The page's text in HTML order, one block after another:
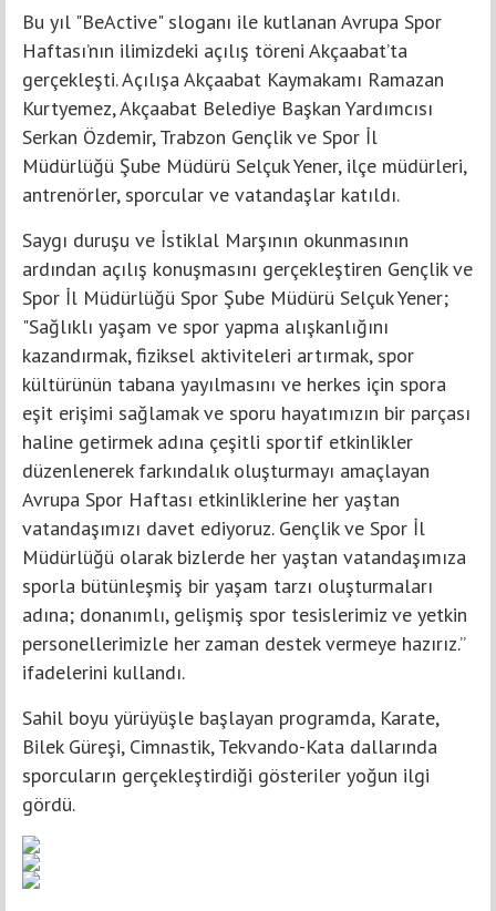
Bu yıl "BeActive" sloganı ile kutlanan Avrupa Spor
Haftası’nın ilimizdeki açılış töreni Akçaabat’ta
gerçekleşti. Açılışa Akçaabat Kaymakamı Ramazan
Kurtyemez, Akçaabat Belediye Başkan Yardımcısı
Serkan Özdemir, Trabzon Gençlik ve Spor İl
Müdürlüğü Şube Müdürü Selçuk Yener, ilçe müdürleri,
antrenörler, sporcular ve vatandaşlar katıldı.
Saygı duruşu ve İstiklal Marşının okunmasının
ardından açılış konuşmasını gerçekleştiren Gençlik ve
Spor İl Müdürlüğü Spor Şube Müdürü Selçuk Yener;
"Sağlıklı yaşam ve spor yapma alışkanlığını
kazandırmak, fiziksel aktiviteleri artırmak, spor
kültürünün tabana yayılmasını ve herkes için spora
eşit erişimi sağlamak ve sporu hayatımızın bir parçası
haline getirmek adına çeşitli sportif etkinlikler
düzenlenerek farkındalık oluşturmayı amaçlayan
Avrupa Spor Haftası etkinliklerine her yaştan
vatandaşımızı davet ediyoruz. Gençlik ve Spor İl
Müdürlüğü olarak bizlerde her yaştan vatandaşımıza
sporla bütünleşmiş bir yaşam tarzı oluşturmaları
adına; donanımlı, gelişmiş spor tesislerimiz ve yetkin
personellerimizle her zaman destek vermeye hazırız.”
ifadelerini kullandı.
Sahil boyu yürüyüşle başlayan programda, Karate,
Bilek Güreşi, Cimnastik, Tekvando-Kata dallarında
sporcuların gerçekleştirdiği gösteriler yoğun ilgi
gördü.